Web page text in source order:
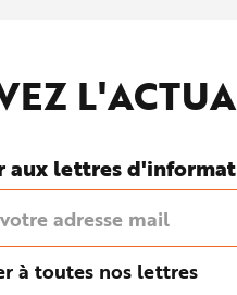
aux lettres
à toutes nos lettres